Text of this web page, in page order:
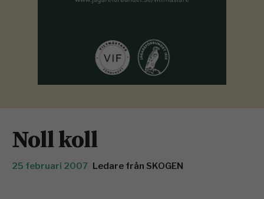
Noll koll
25 februari 2007 Ledare från SKOGEN